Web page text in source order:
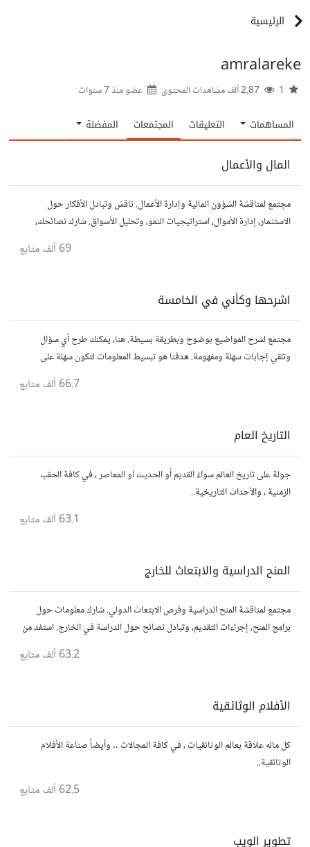
الرئيسية
amralareke
عضو منذ7 سنوات
المساهمات التعليقات المجتمعات المفضلة
المال والأعمال
مجتمع لمناقشة الشؤون المالية وإدارة الأعمال. ناقش وتبادل الأفكار حول
الاستثمار، إدارة الأموال، استراتيجيات النمو، وتحليل الأسواق. شارك نصائحك،
69 ألف متابع
اشرحها وكأني في الخامسة
مجتمع لشرح المواضيع بوضوح وبطريقة بسيطة. هنا، يمكنك طرح أي سؤال
وتلقي إجابات سهلة ومفهومة. هدفنا هو تبسيط المعلومات لتكون سهلة على
66.7 ألف متابع
التاريخ العام
جولة على تاريخ العالم سواءً القديم أو الحديث او المعاصر ، في كافة الحقب
الزمنية ، والأحداث التاريخية..
63.1 ألف متابع
المنح الدراسية والابتعاث للخارج
مجتمع لمناقشة المنح الدراسية وفرص الابتعاث الدولي. شارك معلومات حول
برامج المنح، إجراءات التقديم، وتبادل نصائح حول الدراسة في الخارج. استفد من
63.2 ألف متابع
الأفلام الوثائقية
كل ماله علاقة بعالم الوثائقيات ، في كافة المجالات .. وأيضاً صناعة الأفلام
الوثائقية..
62.5 ألف متابع
تطوير الويب